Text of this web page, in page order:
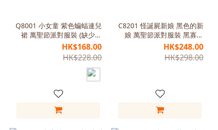
Q8001 小女童 紫色蝙蝠連兒
裙 萬聖節派對服裝 (缺少翅
膀)
HK$168.00
HK$228.00
C8201 怪誕屍新娘 黑色的新
娘 萬聖節派對服裝 黑寡婦
(缺少頭紗)
HK$248.00
HK$298.00